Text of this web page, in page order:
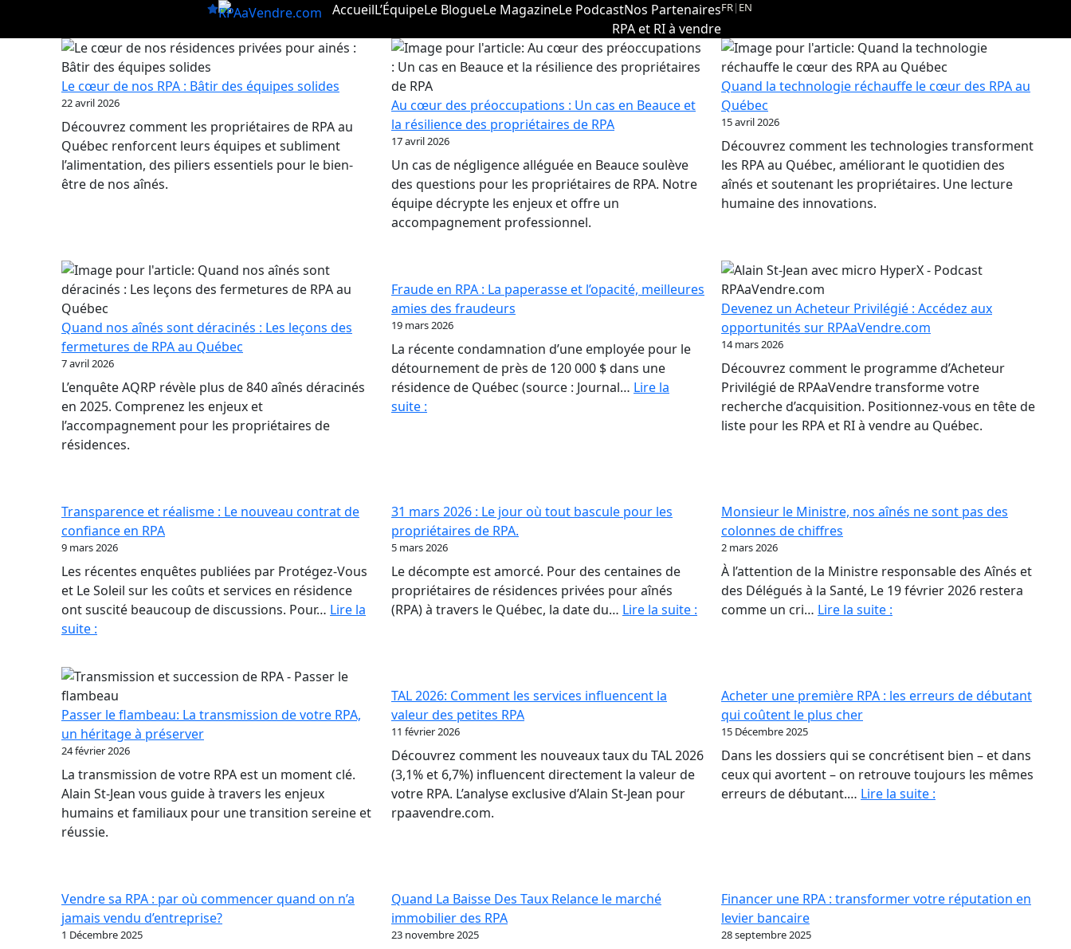
AccueilL’ÉquipeLe BlogueLe MagazineLe PodcastNos Partenaires
RPA et RI à vendre
FR| EN
Le cœur de nos RPA : Bâtir des équipes solides
22 avril 2026
Découvrez comment les propriétaires de RPA au
Québec renforcent leurs équipes et subliment
l’alimentation, des piliers essentiels pour le bien-
être de nos aînés.
Au cœur des préoccupations : Un cas en Beauce et
la résilience des propriétaires de RPA
17 avril 2026
Un cas de négligence alléguée en Beauce soulève
des questions pour les propriétaires de RPA. Notre
équipe décrypte les enjeux et offre un
accompagnement professionnel.
Quand la technologie réchauffe le cœur des RPA au
Québec
15 avril 2026
Découvrez comment les technologies transforment
les RPA au Québec, améliorant le quotidien des
aînés et soutenant les propriétaires. Une lecture
humaine des innovations.
Quand nos aînés sont déracinés : Les leçons des
fermetures de RPA au Québec
7 avril 2026
L’enquête AQRP révèle plus de 840 aînés déracinés
en 2025. Comprenez les enjeux et
l’accompagnement pour les propriétaires de
résidences.
Fraude en RPA : La paperasse et l’opacité, meilleures
amies des fraudeurs
19 mars 2026
La récente condamnation d’une employée pour le
détournement de près de 120 000 $ dans une
résidence de Québec (source : Journal… Lire la
suite :
et
l’opacité,
amies
des
fraudeurs
Devenez un Acheteur Privilégié : Accédez aux
opportunités sur RPAaVendre.com
14 mars 2026
Découvrez comment le programme d’Acheteur
Privilégié de RPAaVendre transforme votre
recherche d’acquisition. Positionnez-vous en tête de
liste pour les RPA et RI à vendre au Québec.
Transparence et réalisme : Le nouveau contrat de
confiance en RPA
9 mars 2026
Les récentes enquêtes publiées par Protégez-Vous
et Le Soleil sur les coûts et services en résidence
ont suscité beaucoup de discussions. Pour… Lire la
suite :
:
Le
nouveau
contrat
confiance
en
RPA
31 mars 2026 : Le jour où tout bascule pour les
propriétaires de RPA.
5 mars 2026
Le décompte est amorcé. Pour des centaines de
propriétaires de résidences privées pour aînés
(RPA) à travers le Québec, la date du… Lire la suite :
bascule
pour
Monsieur le Ministre, nos aînés ne sont pas des
colonnes de chiffres
2 mars 2026
À l’attention de la Ministre responsable des Aînés et
des Délégués à la Santé, Le 19 février 2026 restera
comme un cri… Lire la suite :
ne
des
colonnes
de
Passer le flambeau: La transmission de votre RPA,
un héritage à préserver
24 février 2026
La transmission de votre RPA est un moment clé.
Alain St-Jean vous guide à travers les enjeux
humains et familiaux pour une transition sereine et
réussie.
TAL 2026: Comment les services influencent la
valeur des petites RPA
11 février 2026
Découvrez comment les nouveaux taux du TAL 2026
(3,1% et 6,7%) influencent directement la valeur de
votre RPA. L’analyse exclusive d’Alain St-Jean pour
rpaavendre.com.
Acheter une première RPA : les erreurs de débutant
qui coûtent le plus cher
15 Décembre 2025
Dans les dossiers qui se concrétisent bien – et dans
ceux qui avortent – on retrouve toujours les mêmes
erreurs de débutant.… Lire la suite :
erreurs
Vendre sa RPA : par où commencer quand on n’a
jamais vendu d’entreprise?
1 Décembre 2025
Quand La Baisse Des Taux Relance le marché
immobilier des RPA
23 novembre 2025
Financer une RPA : transformer votre réputation en
levier bancaire
28 septembre 2025